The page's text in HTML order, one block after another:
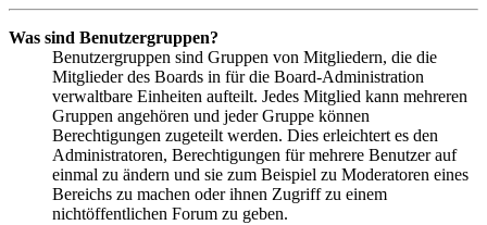
Was sind Benutzergruppen?
Benutzergruppen sind Gruppen von Mitgliedern, die die
Mitglieder des Boards in für die Board-Administration
verwaltbare Einheiten aufteilt. Jedes Mitglied kann mehreren
Gruppen angehören und jeder Gruppe können
Berechtigungen zugeteilt werden. Dies erleichtert es den
Administratoren, Berechtigungen für mehrere Benutzer auf
einmal zu ändern und sie zum Beispiel zu Moderatoren eines
Bereichs zu machen oder ihnen Zugriff zu einem
nichtöffentlichen Forum zu geben.